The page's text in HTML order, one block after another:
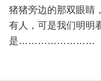
猪猪旁边的那双眼睛
有人，可是我们明明
是……………………